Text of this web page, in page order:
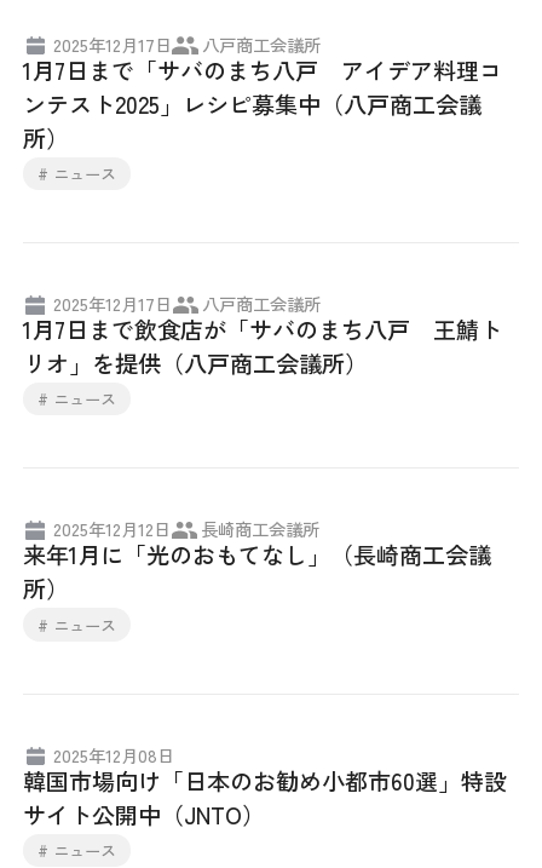
2025年12月17日 八戸商工会議所
1月7日まで「サバのまち八戸 アイデア料理コ
ンテスト2025」レシピ募集中（八戸商工会議
所）
# ニュース
2025年12月17日 八戸商工会議所
1月7日まで飲食店が「サバのまち八戸 王鯖ト
リオ」を提供（八戸商工会議所）
# ニュース
2025年12月12日 長崎商工会議所
来年1月に「光のおもてなし」（長崎商工会議
所）
# ニュース
2025年12月08日
韓国市場向け「日本のお勧め小都市60選」特設
サイト公開中（JNTO）
# ニュース